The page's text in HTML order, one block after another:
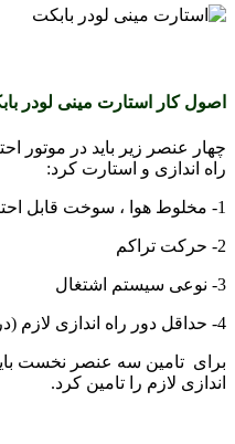
اصول کار استارت مینی لودر
چهار عنصر زیر باید در موتور
راه اندازی و استارت کرد:
1- مخلوط هوا ، سوخت قابل احتراق
2- حرکت تراکم
3- نوعی سیستم اشتغال
4- حداقل دور راه اندازی لازم (در حدود 100 دور بر دقیقه)
برای تامین سه عنصر نخست
اندازی لازم را تامین کرد.